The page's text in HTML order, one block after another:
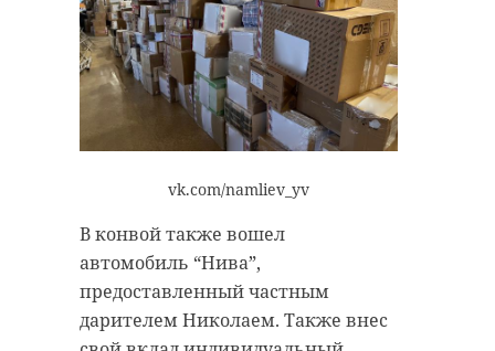
vk.com/namliev_yv
В конвой также вошел
автомобиль “Нива”,
предоставленный частным
дарителем Николаем. Также внес